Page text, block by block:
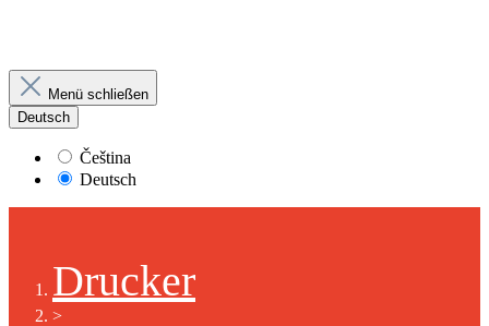
Menü schließen
Deutsch
Čeština
Deutsch
Drucker
>